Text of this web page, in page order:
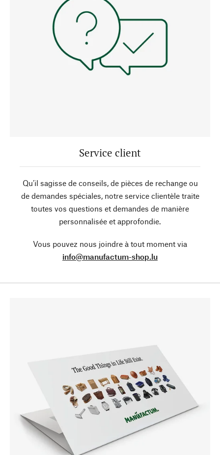
Service client
Qu’il sagisse de conseils, de pièces de rechange ou
de demandes spéciales, notre service clientèle traite
toutes vos questions et demandes de manière
personnalisée et approfondie.
Vous pouvez nous joindre à tout moment via
info@manufactum-shop.lu